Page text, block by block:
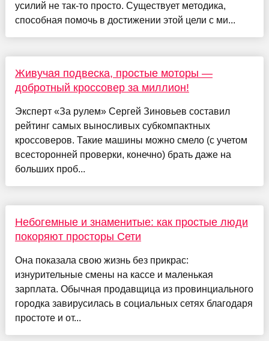
усилий не так-то просто. Существует методика,
способная помочь в достижении этой цели с ми...
Живучая подвеска, простые моторы —
добротный кроссовер за миллион!
Эксперт «За рулем» Сергей Зиновьев составил
рейтинг самых выносливых субкомпактных
кроссоверов. Такие машины можно смело (с учетом
всесторонней проверки, конечно) брать даже на
больших проб...
Небогемные и знаменитые: как простые люди
покоряют просторы Сети
Она показала свою жизнь без прикрас:
изнурительные смены на кассе и маленькая
зарплата. Обычная продавщица из провинциального
городка завирусилась в социальных сетях благодаря
простоте и от...